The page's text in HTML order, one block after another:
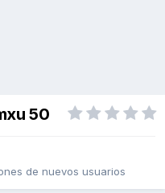
50
de nuevos usuarios